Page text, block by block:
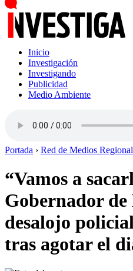
Inicio
Investigación
Investigando
Publicidad
Medio Ambiente
Portada › Red de Medios
“Vamos a
Gobernador
desalojo
tras agotar el